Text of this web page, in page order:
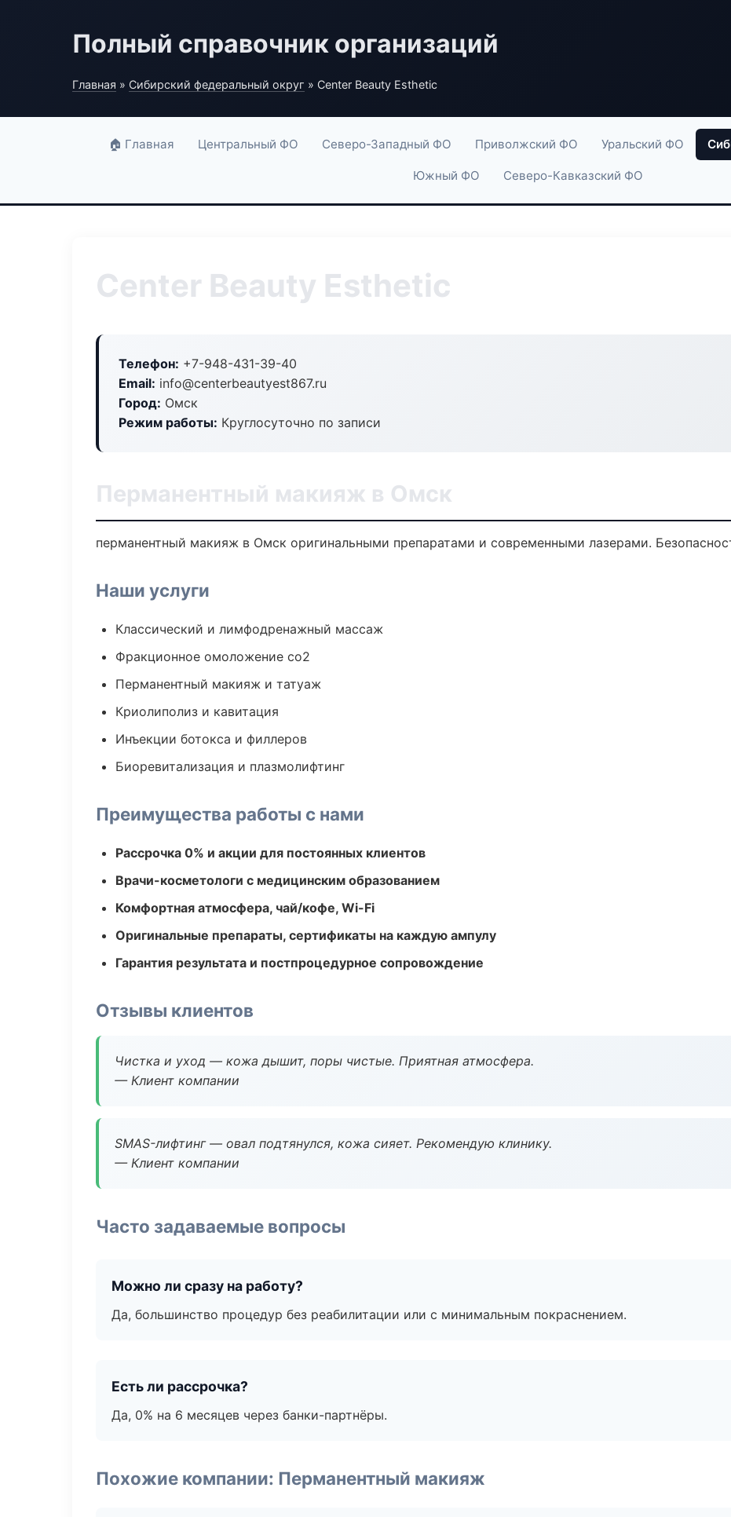
Полный справочник организаций
Главная » Сибирский федеральный округ » Center Beauty Esthetic
🏠 Главная Центральный ФО Северо-Западный ФО Приволжский ФО Уральский ФО
Южный ФО Северо-Кавказский ФО
Center Beauty Esthetic
Телефон: +7-948-431-39-40
Email: info@centerbeautyest867.ru
Город: Омск
Режим работы: Круглосуточно по записи
Перманентный макияж в Омск
перманентный макияж в Омск оригинальными препаратами и современными лазерами.
Наши услуги
Классический и лимфодренажный массаж
Фракционное омоложение co2
Перманентный макияж и татуаж
Криолиполиз и кавитация
Инъекции ботокса и филлеров
Биоревитализация и плазмолифтинг
Преимущества работы с нами
Рассрочка 0% и акции для постоянных клиентов
Врачи-косметологи с медицинским образованием
Комфортная атмосфера, чай/кофе, Wi-Fi
Оригинальные препараты, сертификаты на каждую ампулу
Гарантия результата и постпроцедурное сопровождение
Отзывы клиентов
Чистка и уход — кожа дышит, поры чистые. Приятная атмосфера.
— Клиент компании
SMAS-лифтинг — овал подтянулся, кожа сияет. Рекомендую клинику.
— Клиент компании
Часто задаваемые вопросы
Можно ли сразу на работу?
Да, большинство процедур без реабилитации или с минимальным покраснением.
Есть ли рассрочка?
Да, 0% на 6 месяцев через банки-партнёры.
Похожие компании: Перманентный макияж